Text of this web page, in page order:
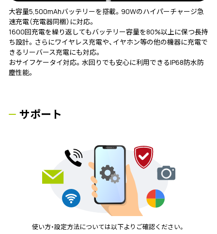
大容量5,500mAhバッテリーを搭載。90Wのハイパーチャージ急
速充電（充電器同梱）に対応。
1600回充電を繰り返してもバッテリー容量を80%以上に保つ長持
ち設計。さらにワイヤレス充電や、イヤホン等の他の機器に充電で
きるリーバース充電にも対応。
おサイフケータイ対応。水回りでも安心に利用できるIP68防水防
塵性能。
サポート
使い方・設定方法については以下よりご確認ください。